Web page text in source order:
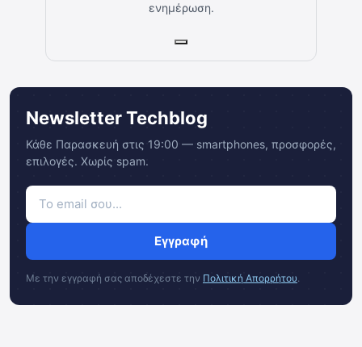
ενημέρωση.
Newsletter Techblog
Κάθε Παρασκευή στις 19:00 — smartphones, προσφορές,
επιλογές. Χωρίς spam.
Εγγραφή
Με την εγγραφή σας αποδέχεστε την Πολιτική Απορρήτου.